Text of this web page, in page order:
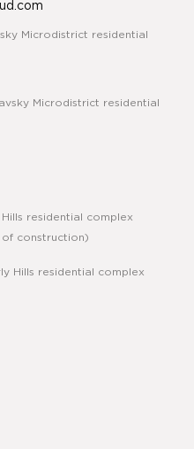
Microdistrict residential
Microdistrict residential
residential complex
of construction)
Hills residential complex